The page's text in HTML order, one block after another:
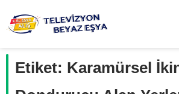
Etiket: Karamürsel